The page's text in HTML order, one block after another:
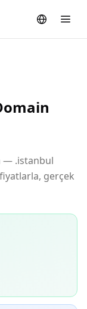
— .istanbul
gerçek